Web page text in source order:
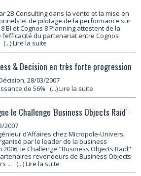
2B Consulting dans la vente et la mise en
et de pilotage de la performance sur
BI et Cognos 8 Planning attestent de la
du partenariat entre Cognos
(...) Lire la suite
& Decision en très forte progression
28/03/2007
de 56% (...) Lire la suite
le Challenge 'Business Objects Raid' -
2007
d’Affaires chez Micropole-Univers,
par le leader de la business
le Challenge "Business Objects Raid"
revendeurs de Business Objects
... (...) Lire la suite